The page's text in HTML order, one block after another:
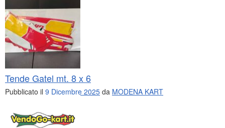
Tende Gatel mt. 8 x 6
Pubblicato il 9 Dicembre 2025 da MODENA KART